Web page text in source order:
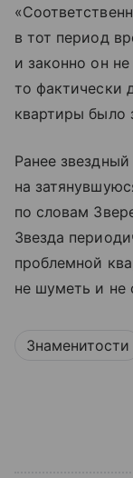
в тот период
и законно он
то фактически
квартиры было
Ранее
на
по словам
Звезда
проблемной
не шуметь и не
Знаменитости